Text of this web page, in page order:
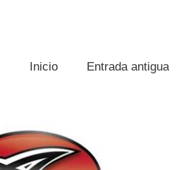
Entrada antigua
Inicio